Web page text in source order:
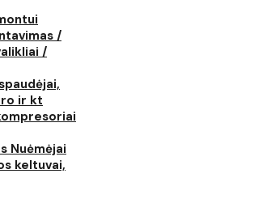
/
/
ir kt
Nuėmėjai
keltuvai,